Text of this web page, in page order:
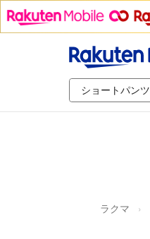
ラクマ